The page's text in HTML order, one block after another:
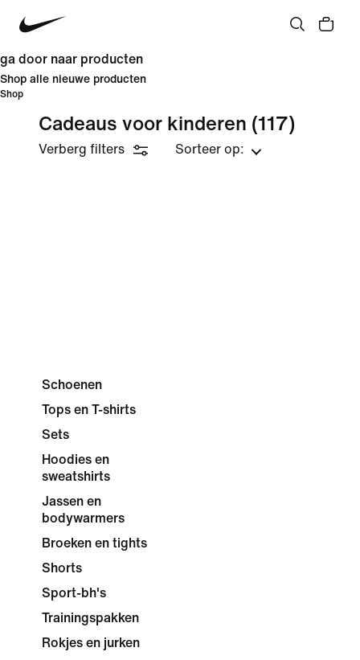
ga door naar producten
Shop alle nieuwe producten
Shop
Cadeaus voor kinderen (117)
Verberg filters Sorteer op:
Schoenen
Tops en T-shirts
Sets
Hoodies en
sweatshirts
Jassen en
bodywarmers
Broeken en tights
Shorts
Sport-bh's
Trainingspakken
Rokjes en jurken